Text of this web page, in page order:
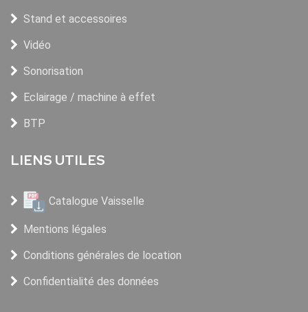
Stand et accessoires
Vidéo
Sonorisation
Eclairage / machine à effet
BTP
LIENS UTILES
Catalogue Vaisselle
Mentions légales
Conditions générales de location
Confidentialité des données